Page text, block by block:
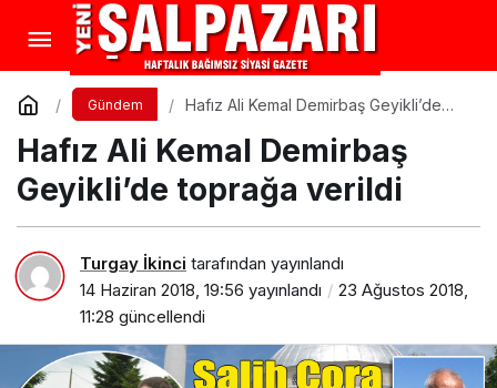
Gündem
Hafız Ali Kemal Demirbaş Geyikli’de
Hafız Ali Kemal Demirbaş
Geyikli’de toprağa verildi
Turgay İkinci tarafından yayınlandı
14 Haziran 2018, 19:56 yayınlandı
23 Ağustos 2018,
11:28 güncellendi